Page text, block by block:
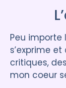
Peu importe
s’exprime
critiques,
mon coeur